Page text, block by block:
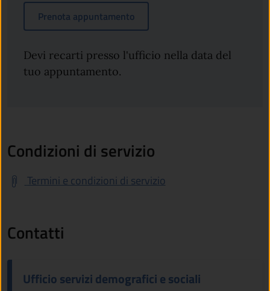
Prenota appuntamento
Devi recarti presso l'ufficio nella data del
tuo appuntamento.
Condizioni di servizio
Termini e condizioni di servizio
Contatti
Ufficio servizi demografici e sociali